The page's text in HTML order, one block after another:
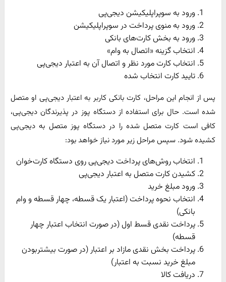
ورود به سوپراپلیکیشن دیجی‌پی
ورود به منوی پرداخت در سوپراپلیکیشن
ورود به بخش کارت‌های بانکی
انتخاب گزینه «اتصال به وام»
انتخاب کارت مورد نظر و اتصال آن به اعتبار دیجی‌پی
تایید کارت انتخاب شده
پس از انجام این مراحل، کارت بانکی کاربر به اعتبار دیجی‌پی او متصل
شده است. حال برای استفاده از دستگاه پوز در پذیرندگان دیجی‌پی،
کافی‌ است کارت متصل شده را در دستگاه پوز متصل به دیجی‌پی
کشیده شود. سپس مراحل زیر مورد نیاز خواهد بود:
انتخاب روش‌های پرداخت دیجی‌پی روی دستگاه کارت‌خوان
کشیدن کارت متصل به اعتبار دیجی‌پی
ورود مبلغ خرید
انتخاب نحوه پرداخت (اعتبار یک قسطه، چهار قسطه و وام
بانکی)
پرداخت نقدی قسط اول (در صورت انتخاب اعتبار چهار
قسطه)
پرداخت بخش نقدی مازاد بر اعتبار (در صورت بیشتربودن
مبلغ خرید نسبت به اعتبار)
دریافت کالا